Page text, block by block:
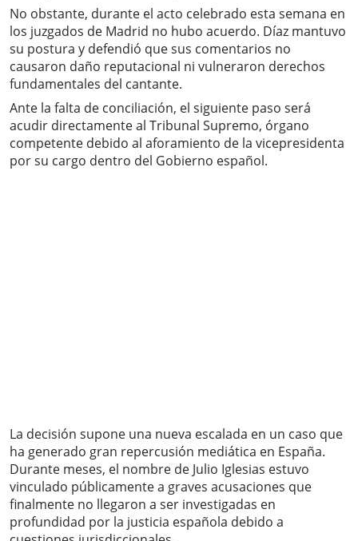
No obstante, durante el acto celebrado esta semana en
los juzgados de Madrid no hubo acuerdo. Díaz mantuvo
su postura y defendió que sus comentarios no
causaron daño reputacional ni vulneraron derechos
fundamentales del cantante.
Ante la falta de conciliación, el siguiente paso será
acudir directamente al Tribunal Supremo, órgano
competente debido al aforamiento de la vicepresidenta
por su cargo dentro del Gobierno español.
La decisión supone una nueva escalada en un caso que
ha generado gran repercusión mediática en España.
Durante meses, el nombre de Julio Iglesias estuvo
vinculado públicamente a graves acusaciones que
finalmente no llegaron a ser investigadas en
profundidad por la justicia española debido a